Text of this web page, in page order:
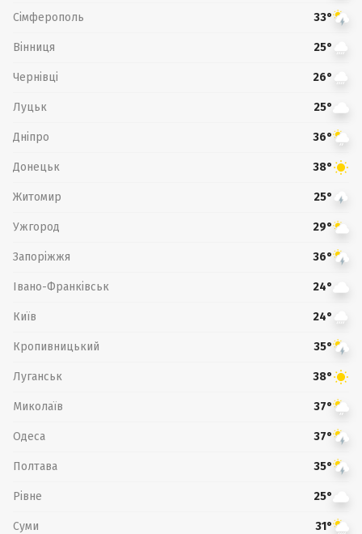
Сімферополь 33°
Вінниця 25°
Чернівці 26°
Луцьк 25°
Дніпро 36°
Донецьк 38°
Житомир 25°
Ужгород 29°
Запоріжжя 36°
Івано-Франківськ 24°
Київ 24°
Кропивницький 35°
Луганськ 38°
Миколаїв 37°
Одеса 37°
Полтава 35°
Рівне 25°
Суми 31°